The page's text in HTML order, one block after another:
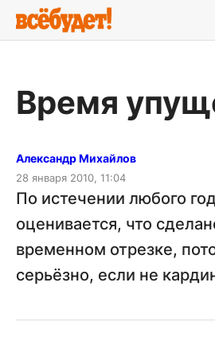
Время
Александр Михайлов
28 января 2010, 11:04
По истечении любого
оценивается, что
временном отрезке,
серьёзно, если не